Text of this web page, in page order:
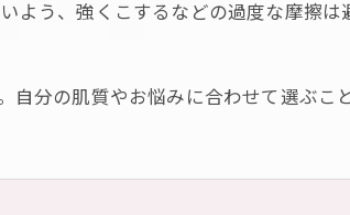
う、強くこするなどの過度な摩擦は
分の肌質やお悩みに合わせて選ぶこ